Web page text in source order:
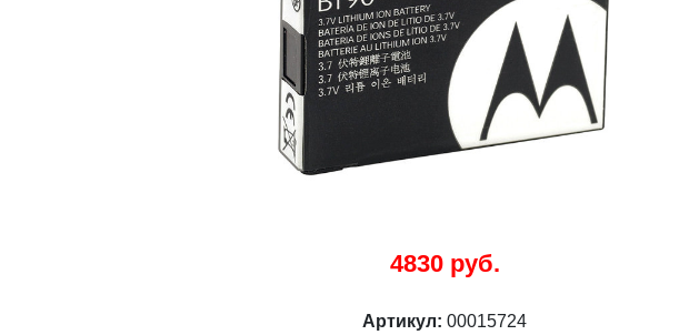
4830 руб.
Артикул: 00015724